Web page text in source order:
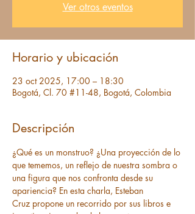
Ver otros eventos
Horario y ubicación
23 oct 2025, 17:00 – 18:30
Bogotá, Cl. 70 #11-48, Bogotá, Colombia
Descripción
¿Qué es un monstruo? ¿Una proyección de lo
que tememos, un reflejo de nuestra sombra o
una figura que nos confronta desde su
apariencia? En esta charla, Esteban
Cruz propone un recorrido por sus libros e